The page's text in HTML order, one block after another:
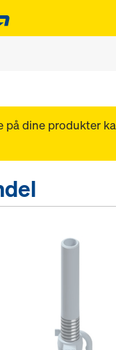
på dine produkter